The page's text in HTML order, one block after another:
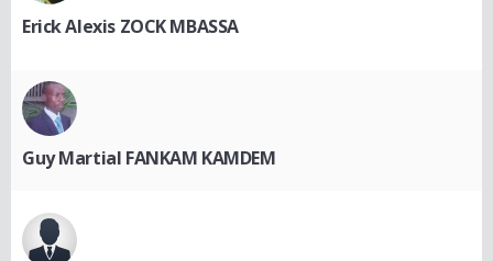
Erick Alexis ZOCK MBASSA
Guy Martial FANKAM KAMDEM